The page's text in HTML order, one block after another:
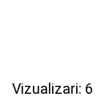
Vizualizari: 6